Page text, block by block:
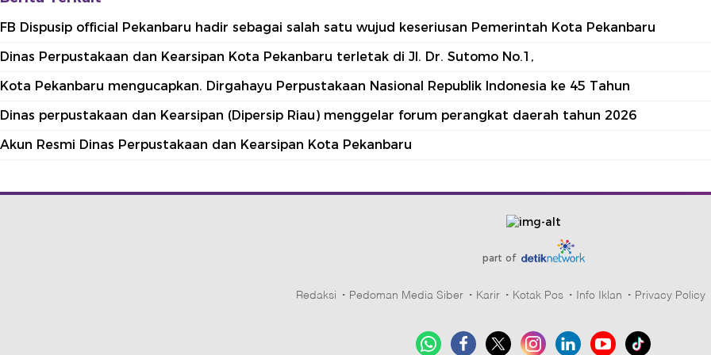
FB Dispusip official Pekanbaru hadir sebagai salah satu wujud keseriusan Pemerintah Kota Pekanbaru
Dinas Perpustakaan dan Kearsipan Kota Pekanbaru terletak di Jl. Dr. Sutomo No.1,
Kota Pekanbaru mengucapkan. Dirgahayu Perpustakaan Nasional Republik Indonesia ke 45 Tahun
Dinas perpustakaan dan Kearsipan (Dipersip Riau) menggelar forum perangkat daerah tahun 2026
Akun Resmi Dinas Perpustakaan dan Kearsipan Kota Pekanbaru
part of
Redaksi Pedoman Media Siber Karir Kotak Pos Info Iklan Privacy Policy